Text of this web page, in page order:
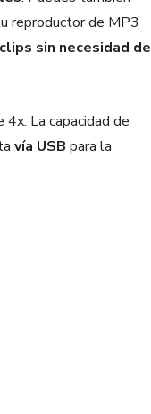
reproductor de MP3
sin necesidad de
La capacidad de
vía USB para la